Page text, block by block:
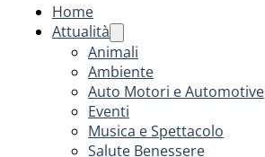
Home
Attualità
Animali
Ambiente
Auto Motori e Automotive
Eventi
Musica e Spettacolo
Salute Benessere